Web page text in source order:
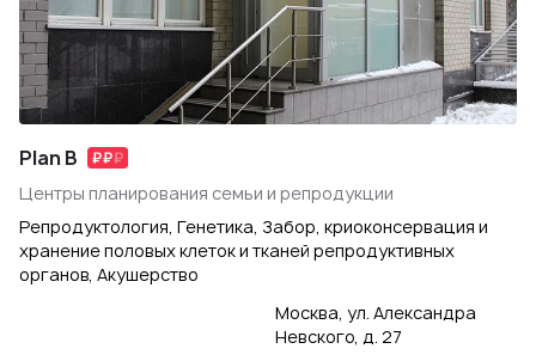
Plan B
Центры планирования семьи и репродукции
Репродуктология, Генетика, Забор, криоконсервация и
хранение половых клеток и тканей репродуктивных
органов, Акушерство
Москва, ул. Александра
Невского, д. 27